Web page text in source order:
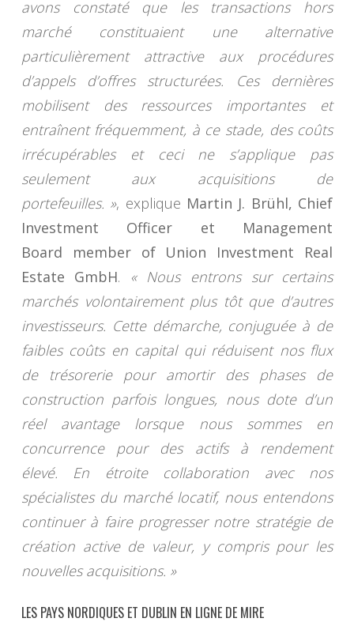
avons constaté que les transactions hors
marché constituaient une alternative
particulièrement attractive aux procédures
d’appels d’offres structurées. Ces dernières
mobilisent des ressources importantes et
entraînent fréquemment, à ce stade, des coûts
irrécupérables et ceci ne s’applique pas
seulement aux acquisitions de
portefeuilles. », explique Martin J. Brühl, Chief
Investment Officer et Management
Board member of Union Investment Real
Estate GmbH. « Nous entrons sur certains
marchés volontairement plus tôt que d’autres
investisseurs. Cette démarche, conjuguée à de
faibles coûts en capital qui réduisent nos flux
de trésorerie pour amortir des phases de
construction parfois longues, nous dote d’un
réel avantage lorsque nous sommes en
concurrence pour des actifs à rendement
élevé. En étroite collaboration avec nos
spécialistes du marché locatif, nous entendons
continuer à faire progresser notre stratégie de
création active de valeur, y compris pour les
nouvelles acquisitions. »
LES PAYS NORDIQUES ET DUBLIN EN LIGNE DE MIRE